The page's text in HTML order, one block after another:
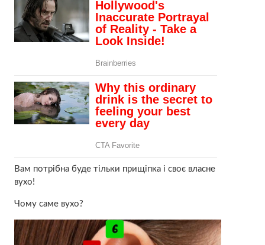
Вам потрібна буде тільки прищіпка і своє власне
вухо!
Чому саме вухо?